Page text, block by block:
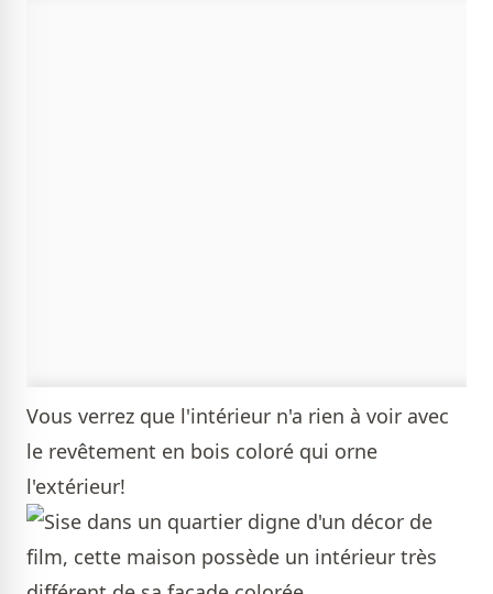
Vous verrez que l'intérieur n'a rien à voir avec
le revêtement en bois coloré qui orne
l'extérieur!